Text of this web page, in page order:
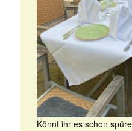
Könnt ihr es schon